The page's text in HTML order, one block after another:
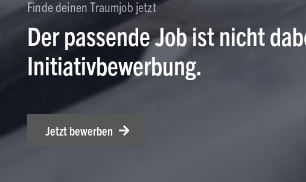
Finde deinen Traumjob jetzt
Der passende Job ist nicht
Initiativbewerbung.
Jetzt bewerben